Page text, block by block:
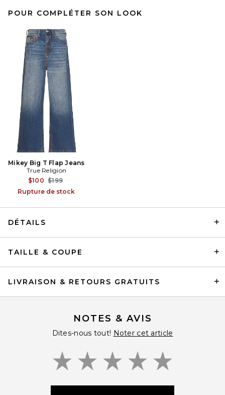
SKIMS Jersey Oversized T-
Shirt in Ash
SKIMS
$54
Polo Ralph Lauren Soft
Polo Ralph Lauren
POUR COMPLÉTER SON LOOK
Mikey Big T Flap Jeans
True Religion
$100 Previous price:
$199
Rupture de stock
DÉTAILS
TAILLE & COUPE
LIVRAISON & RETOURS GRATUITS
NOTES & AVIS
Dites-nous tout! Noter cet article